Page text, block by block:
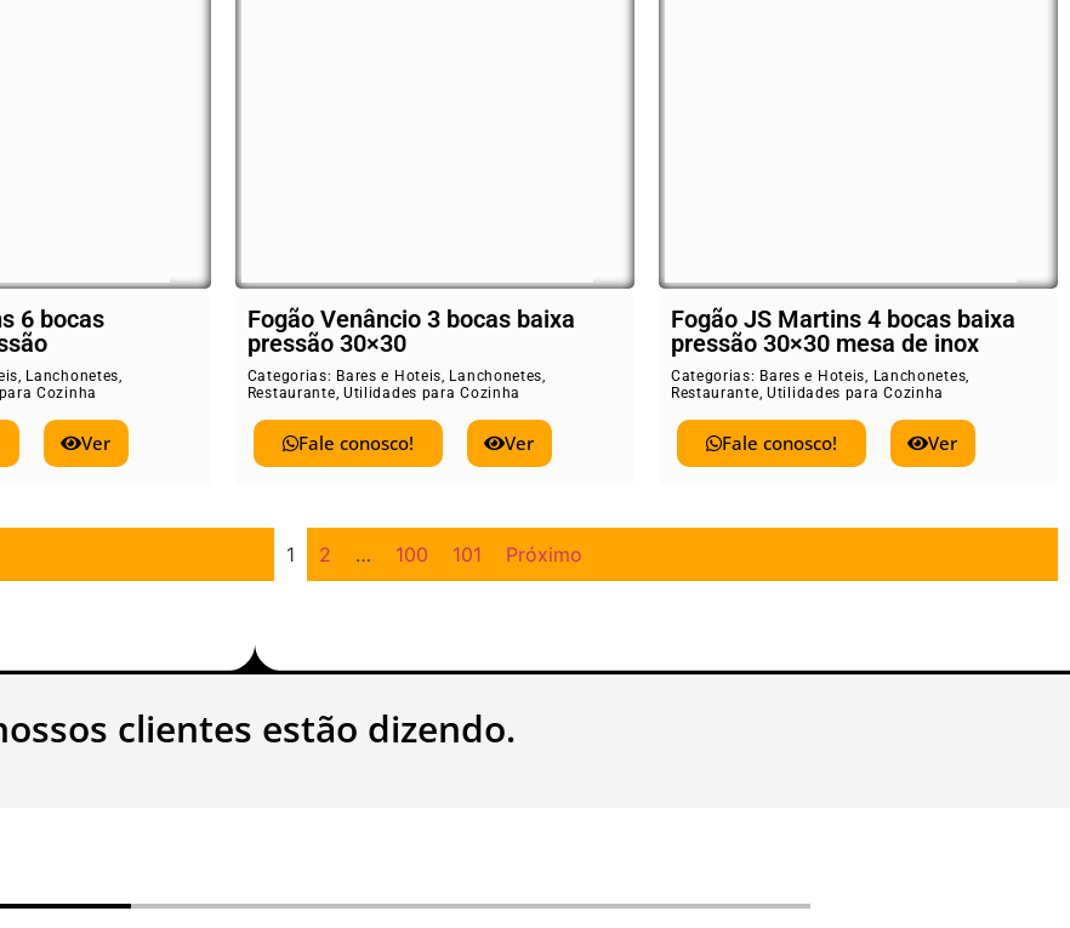
6 bocas
, Lanchonetes,
Cozinha
Ver
Fogão Venâncio 3 bocas baixa
pressão 30×30
Categorias: Bares e Hoteis, Lanchonetes,
Restaurante, Utilidades para Cozinha
Fale conosco! Ver
Fogão JS Martins 4 bocas baixa
pressão 30×30 mesa de inox
Categorias: Bares e Hoteis, Lanchonetes,
Restaurante, Utilidades para Cozinha
Fale conosco! Ver
1 2 … 100 101 Próximo
clientes estão dizendo.